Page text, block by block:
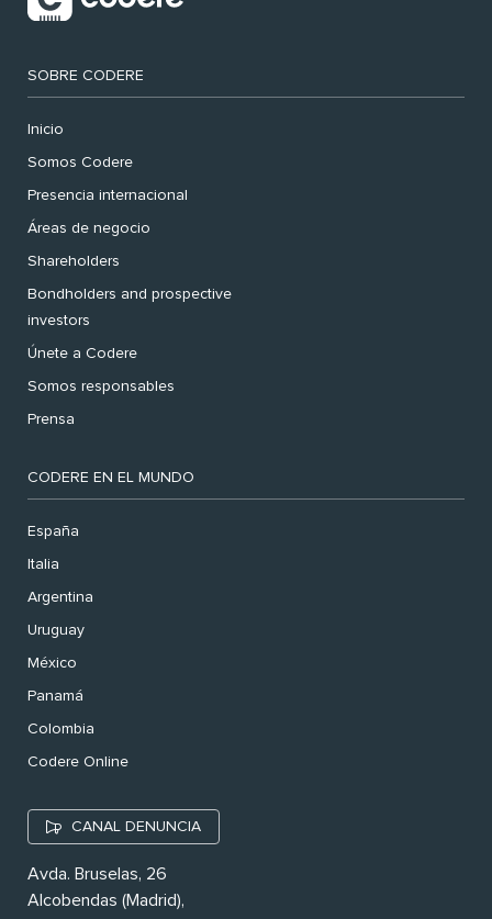
SOBRE CODERE
Inicio
Somos Codere
Presencia internacional
Áreas de negocio
Shareholders
Bondholders and prospective
investors
Únete a Codere
Somos responsables
Prensa
CODERE EN EL MUNDO
España
Italia
Argentina
Uruguay
México
Panamá
Colombia
Codere Online
CANAL DENUNCIA
Avda. Bruselas, 26
Alcobendas (Madrid),